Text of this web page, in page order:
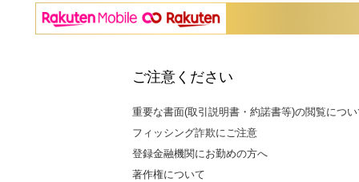
ご注意ください
重要な書面(取引説明書・約諾書等)の閲覧につ
フィッシング詐欺にご注意
登録金融機関にお勤めの方へ
著作権について